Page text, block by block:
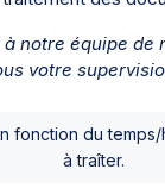
à notre équipe de
votre
fonction du
à traîter.